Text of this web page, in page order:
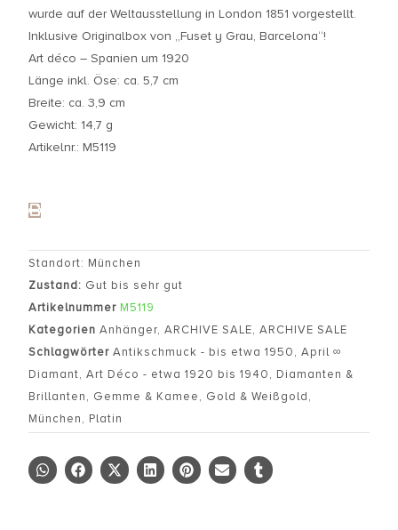
wurde auf der Weltausstellung in London 1851 vorgestellt.
Inklusive Originalbox von „Fuset y Grau, Barcelona“!
Art déco – Spanien um 1920
Länge inkl. Öse: ca. 5,7 cm
Breite: ca. 3,9 cm
Gewicht: 14,7 g
Artikelnr.: M5119
Standort: München
Zustand: Gut bis sehr gut
Artikelnummer M5119
Kategorien Anhänger, ARCHIVE SALE, ARCHIVE SALE
Schlagwörter Antikschmuck - bis etwa 1950, April ∞
Diamant, Art Déco - etwa 1920 bis 1940, Diamanten &
Brillanten, Gemme & Kamee, Gold & Weißgold,
München, Platin